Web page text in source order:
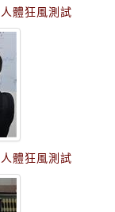
體狂風測試
體狂風測試